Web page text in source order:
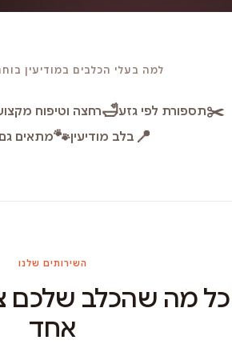
למה בעלי הכלבים במודיעין
✂️תספורת לפי גזע🛁רחצה וטיפוח
📍 בלב מודיעין🐾מתאים
השירותים שלנו
כל מה שהכלב שלכם
אחד